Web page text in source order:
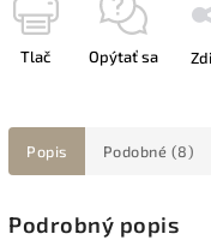
Tlač Opýtať sa
Popis Podobné (8)
Podrobný popis